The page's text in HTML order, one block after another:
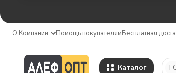
О Компании Помощь покупателямБесплатная
Каталог